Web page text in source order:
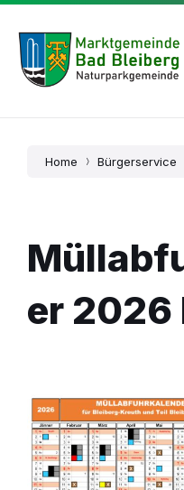
Skip
content
Skip
main
navigation
Skip
footer
Home Bürgerservice
er 2026